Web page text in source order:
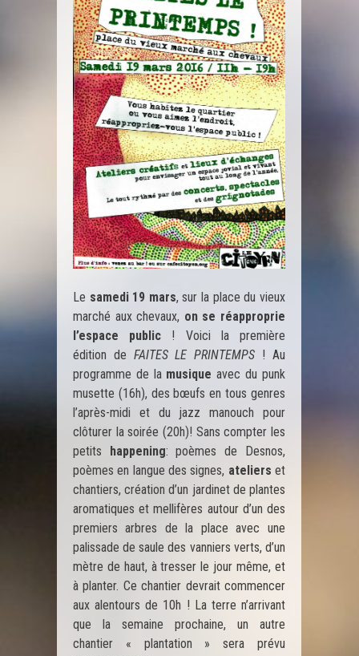
Le samedi 19 mars, sur la place du vieux
marché aux chevaux, on se réapproprie
l’espace public ! Voici la première
édition de FAITES LE PRINTEMPS ! Au
programme de la musique avec du punk
musette (16h), des bœufs en tous genres
l’après-midi et du jazz manouch pour
clôturer la soirée (20h)! Sans compter les
petits happening: poèmes de Desnos,
poèmes en langue des signes, ateliers et
chantiers, création d’un jardinet de plantes
aromatiques et mellifères autour d’un des
premiers arbres de la place avec une
palissade de saule des vanniers verts, d’un
mètre de haut, à tresser le jour même, et
à planter. Ce chantier devrait commencer
aux alentours de 10h ! La terre n’arrivant
que la semaine prochaine, un autre
chantier « plantation » sera prévu